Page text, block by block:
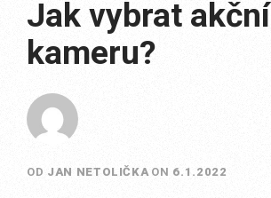
Jak vybrat akční
kameru?
OD JAN NETOLIČKA ON 6.1.2022